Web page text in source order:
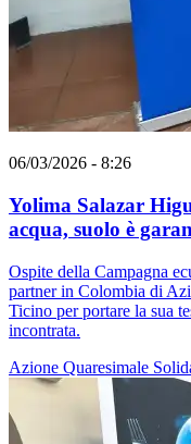
06/03/2026 - 8:26
Yolima Salazar
acqua, suolo è
Ospite della Campagna
partner in Colombia di
Ticino per portare la sua
incontrata.
Azione Quaresimale